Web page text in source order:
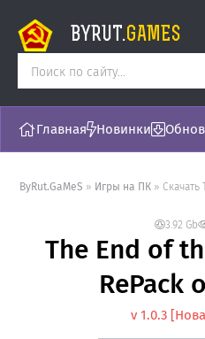
BYRUT.GAMES
Главная Новинки
ByRut.GaMeS » Игры на ПК » Скачать The End
3.92 Gb
The End of
RePack
v 1.0.3